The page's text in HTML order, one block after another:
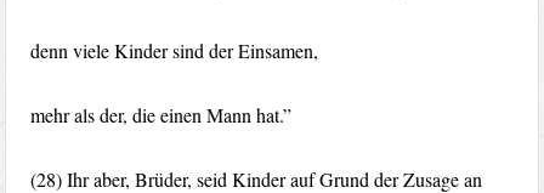
denn viele Kinder sind der Einsamen,
mehr als der, die einen Mann hat.”
(28) Ihr aber, Brüder, seid Kinder auf Grund der Zusage an